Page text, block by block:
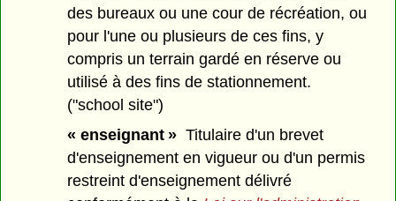
des bureaux ou une cour de récréation, ou
pour l'une ou plusieurs de ces fins, y
compris un terrain gardé en réserve ou
utilisé à des fins de stationnement.
("school site")
« enseignant » Titulaire d'un brevet
d'enseignement en vigueur ou d'un permis
restreint d'enseignement délivré